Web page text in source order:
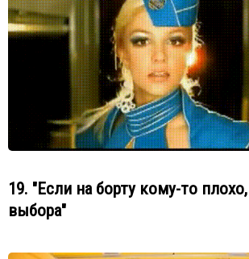
19. "Если на борту кому-то
выбора"